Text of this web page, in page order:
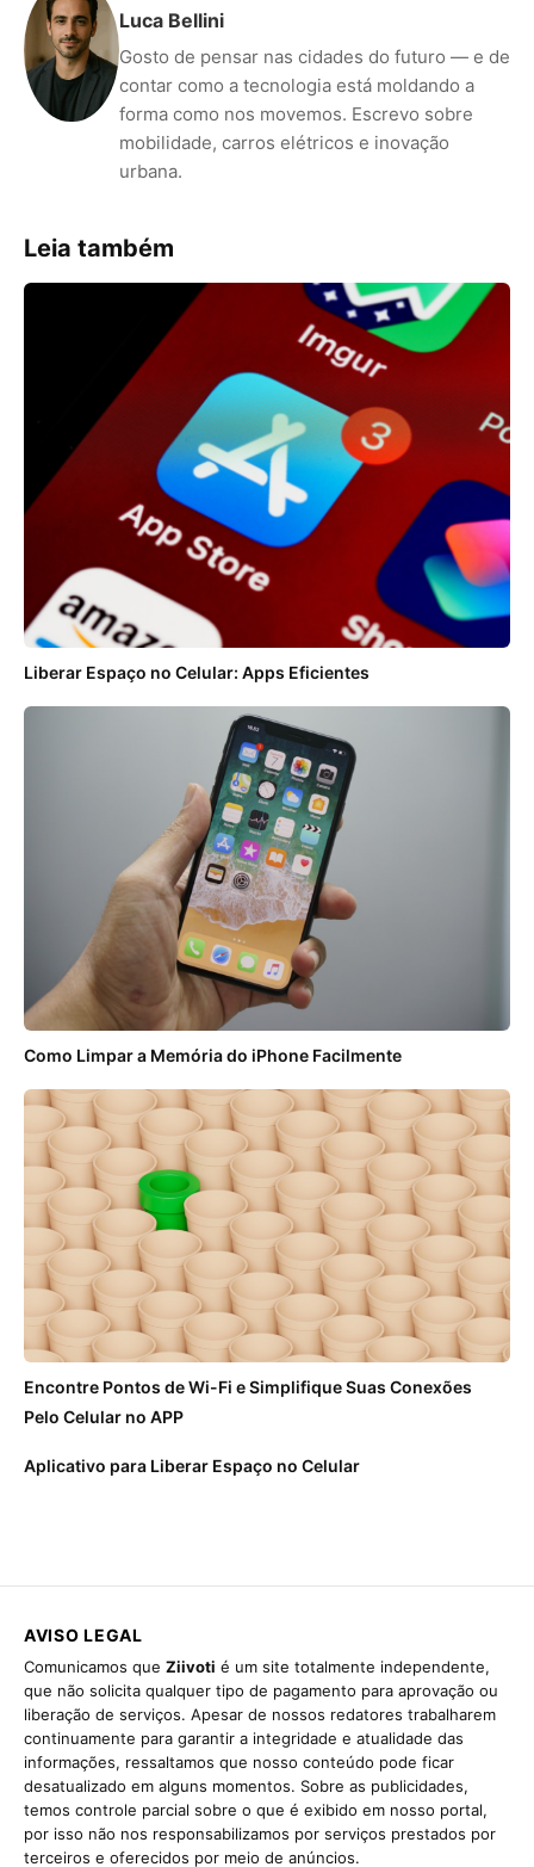
Luca Bellini
Gosto de pensar nas cidades do futuro — e de
contar como a tecnologia está moldando a
forma como nos movemos. Escrevo sobre
mobilidade, carros elétricos e inovação
urbana.
Leia também
Liberar Espaço no Celular: Apps Eficientes
Como Limpar a Memória do iPhone Facilmente
Encontre Pontos de Wi-Fi e Simplifique Suas Conexões
Pelo Celular no APP
Aplicativo para Liberar Espaço no Celular
AVISO LEGAL
Comunicamos que Ziivoti é um site totalmente independente,
que não solicita qualquer tipo de pagamento para aprovação ou
liberação de serviços. Apesar de nossos redatores trabalharem
continuamente para garantir a integridade e atualidade das
informações, ressaltamos que nosso conteúdo pode ficar
desatualizado em alguns momentos. Sobre as publicidades,
temos controle parcial sobre o que é exibido em nosso portal,
por isso não nos responsabilizamos por serviços prestados por
terceiros e oferecidos por meio de anúncios.